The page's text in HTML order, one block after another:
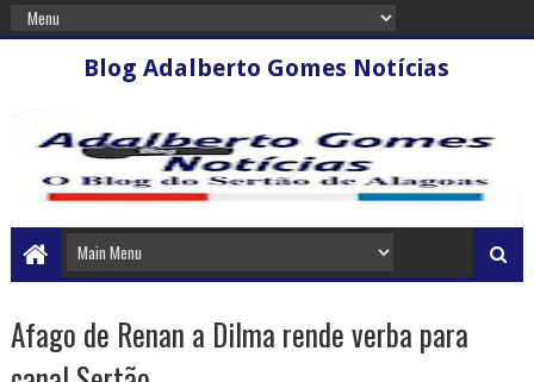
Blog Adalberto Gomes Notícias
Afago de Renan a Dilma rende verba para